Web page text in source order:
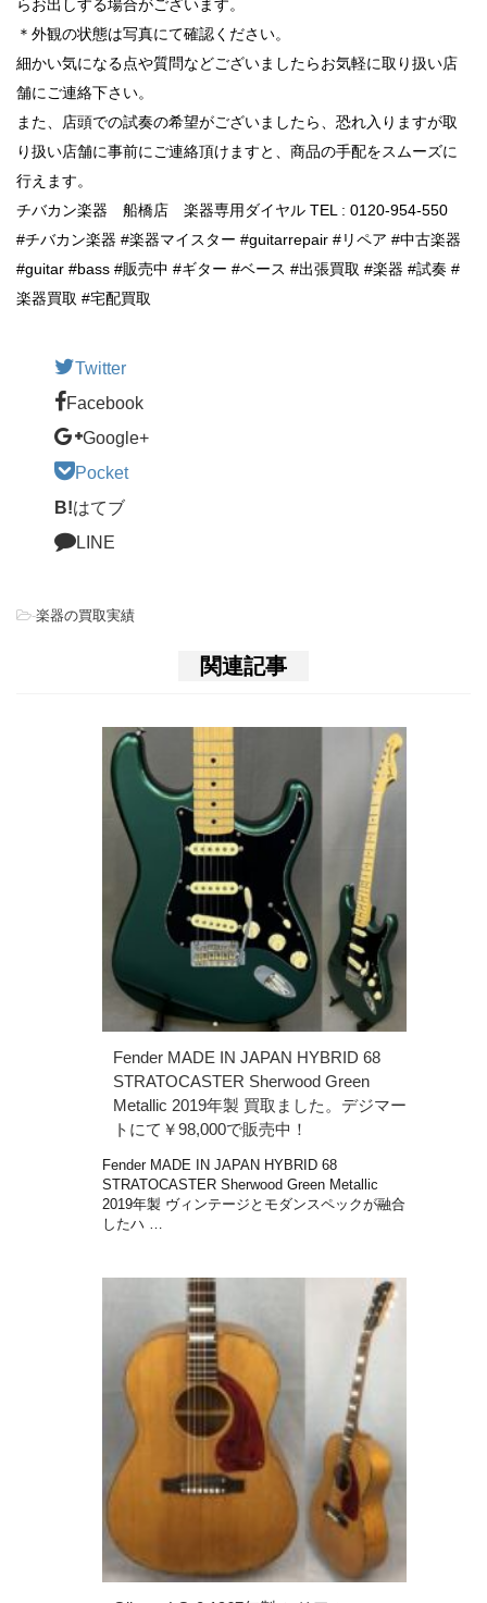
らお出しする場合がございます。
＊外観の状態は写真にて確認ください。
細かい気になる点や質問などございましたらお気軽に取り扱い店
舗にご連絡下さい。
また、店頭での試奏の希望がございましたら、恐れ入りますが取
り扱い店舗に事前にご連絡頂けますと、商品の手配をスムーズに
行えます。
チバカン楽器 船橋店 楽器専用ダイヤル TEL : 0120-954-550
#チバカン楽器 #楽器マイスター #guitarrepair #リペア #中古楽器
#guitar #bass #販売中 #ギター #ベース #出張買取 #楽器 #試奏 #
楽器買取 #宅配買取
Twitter
Facebook
Google+
Pocket
B!はてブ
LINE
-楽器の買取実績
関連記事
Fender MADE IN JAPAN HYBRID 68
STRATOCASTER Sherwood Green
Metallic 2019年製 買取ました。デジマー
トにて￥98,000で販売中！
Fender MADE IN JAPAN HYBRID 68
STRATOCASTER Sherwood Green Metallic
2019年製 ヴィンテージとモダンスペックが融合
したハ …